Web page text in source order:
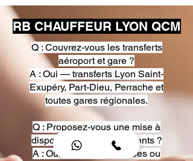
RB CHAUFFEUR LYON QCM
Q : Couvrez-vous les transferts
aéroport et gare ?
A : Oui — transferts Lyon Saint-
Exupéry, Part-Dieu, Perrache et
toutes gares régionales.
Q : Proposez-vous une mise à
disposition pour événements ?
A : Oui — heures, journées ou